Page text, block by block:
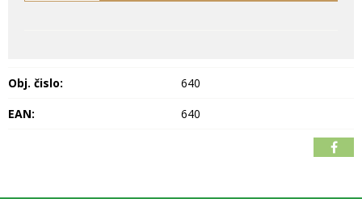
Obj. čislo:
640
EAN:
640